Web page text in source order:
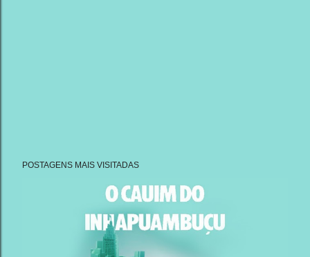
POSTAGENS MAIS VISITADAS